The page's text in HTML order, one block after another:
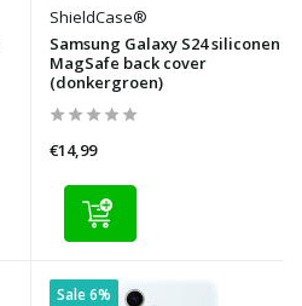
ShieldCase®
Samsung Galaxy S24 siliconen
MagSafe back cover
(donkergroen)
€14,99
Sale 6%